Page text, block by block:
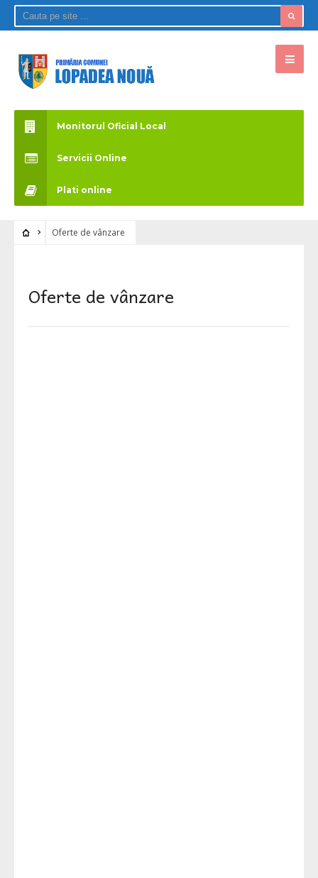
Monitorul Oficial Local
Servicii Online
Plati online
Oferte de vânzare
Oferte de vânzare